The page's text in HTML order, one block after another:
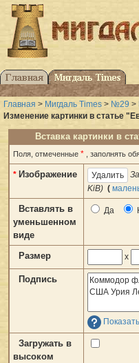
Главная > Мигдаль Times > №29 >
Изменение картинки в статье
Вставка картинки в
Поля, отмеченные * , заполнять
* Изображение
KiB) (
Вставлять в
уменьшенном
виде
Да
Размер x
Подпись
Загружать в
высоком